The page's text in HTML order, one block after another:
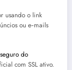
usando o link
ou e‑mails
do
com SSL ativo.